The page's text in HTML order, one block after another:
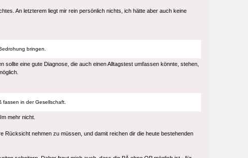
An letzterem liegt mir rein persönlich nichts, ich hätte aber auch keine
bringen.
eine gute Diagnose, die auch einen Alltagstest umfassen könnte, stehen,
in der Gesellschaft.
mehr nicht.
Rücksicht nehmen zu müssen, und damit reichen dir die heute bestehenden